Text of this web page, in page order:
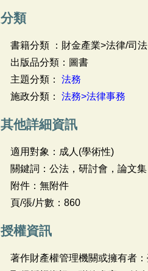
分類
書籍分類 ：財金產業>法律/司法
出版品分類：圖書
主題分類： 法務
施政分類： 法務>法律事務
其他詳細資訊
適用對象：成人(學術性)
關鍵詞：公法，研討會，論文集
附件：無附件
頁/張/片數：860
授權資訊
著作財產權管理機關或擁有者